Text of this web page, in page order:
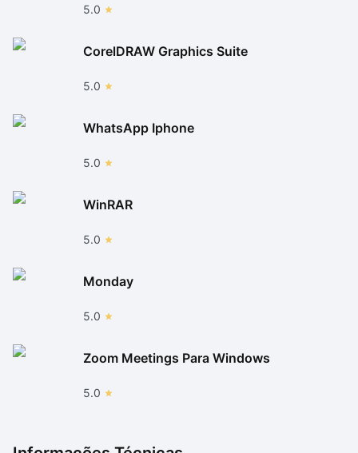
5.0
CorelDRAW Graphics Suite
5.0
WhatsApp Iphone
5.0
WinRAR
5.0
Monday
5.0
Zoom Meetings Para Windows
5.0